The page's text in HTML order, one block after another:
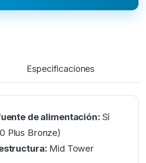
Especificaciones
de alimentación: Sí
Plus Bronze)
Mid Tower